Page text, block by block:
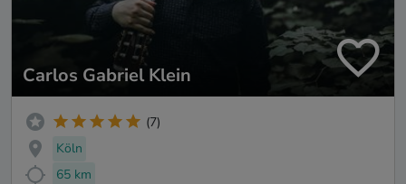
Carlos Gabriel Klein
(7)
Köln
65 km